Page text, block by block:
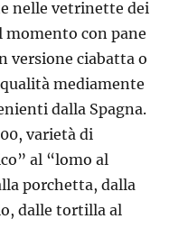
nelle vetrinette dei
momento con pane
versione ciabatta o
mediamente
dalla Spagna.
varietà di
al “lomo al
porchetta, dalla
dalle tortilla al